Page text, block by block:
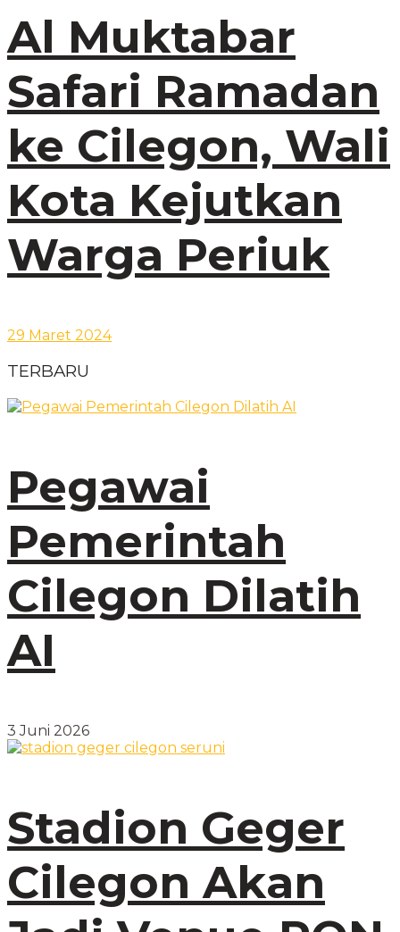
Al Muktabar
Safari Ramadan
ke Cilegon, Wali
Kota Kejutkan
Warga Periuk
29 Maret 2024
TERBARU
Pegawai
Pemerintah
Cilegon Dilatih
AI
3 Juni 2026
Stadion Geger
Cilegon Akan